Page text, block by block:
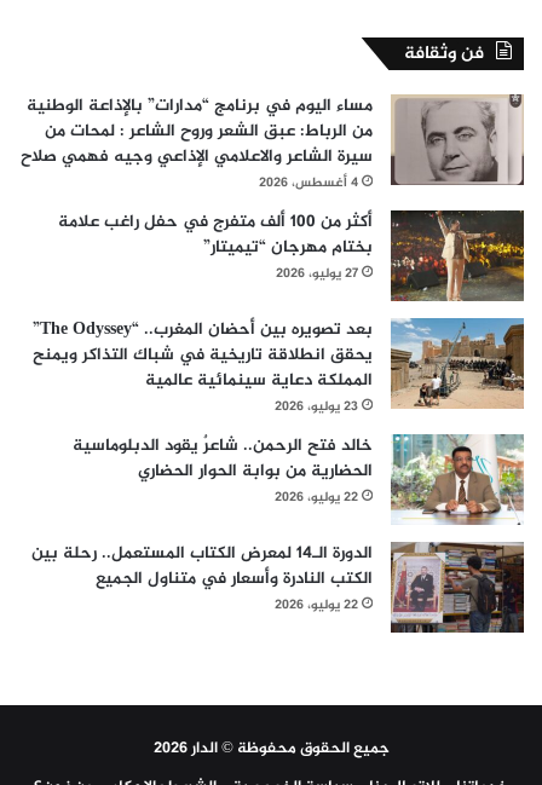
فن وثقافة
مساء اليوم في برنامج “مدارات” بالإذاعة الوطنية
من الرباط: عبق الشعر وروح الشاعر : لمحات من
سيرة الشاعر والاعلامي الإذاعي وجيه فهمي صلاح
4 أغسطس، 2026
أكثر من 100 ألف متفرج في حفل راغب علامة
بختام مهرجان “تيميتار”
27 يوليو، 2026
بعد تصويره بين أحضان المغرب.. “The Odyssey”
يحقق انطلاقة تاريخية في شباك التذاكر ويمنح
المملكة دعاية سينمائية عالمية
23 يوليو، 2026
خالد فتح الرحمن.. شاعرٌ يقود الدبلوماسية
الحضارية من بوابة الحوار الحضاري
22 يوليو، 2026
الدورة الـ14 لمعرض الكتاب المستعمل.. رحلة بين
الكتب النادرة وأسعار في متناول الجميع
22 يوليو، 2026
جميع الحقوق محفوظة © الدار 2026